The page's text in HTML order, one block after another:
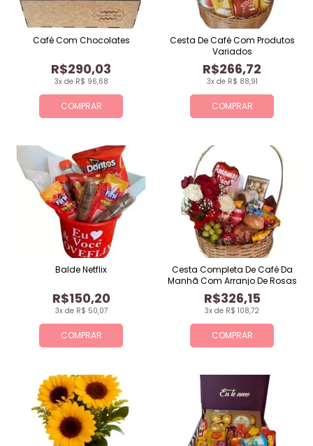
COMPRAR
3x de R$ 96,68
R$290,03
Café Com Chocolates
COMPRAR
3x de R$ 88,91
R$266,72
Cesta De Café Com Produtos
Variados
COMPRAR
3x de R$ 50,07
R$150,20
Balde Netflix
COMPRAR
3x de R$ 108,72
R$326,15
Cesta Completa De Café Da
Manhã Com Arranjo De Rosas